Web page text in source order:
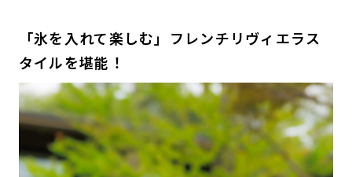
「氷を入れて楽しむ」フレンチリヴィエラス
タイルを堪能！